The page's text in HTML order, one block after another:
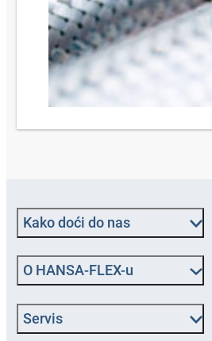
Kako doći do nas
O HANSA‑FLEX-u
Servis